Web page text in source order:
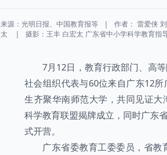
来源：光明日报、中国教育报等 | 作者： 雷爱侠
太
| 摄影： 王丰 白宏太 广东省中小学科学教育指
7月12日，教育行政部门、高
社会组织代表与60位来自广东12
生齐聚华南师范大学，共同见证
科学教育联盟揭牌成立，同时广东
式开营。
广东省委教育工委委员，省